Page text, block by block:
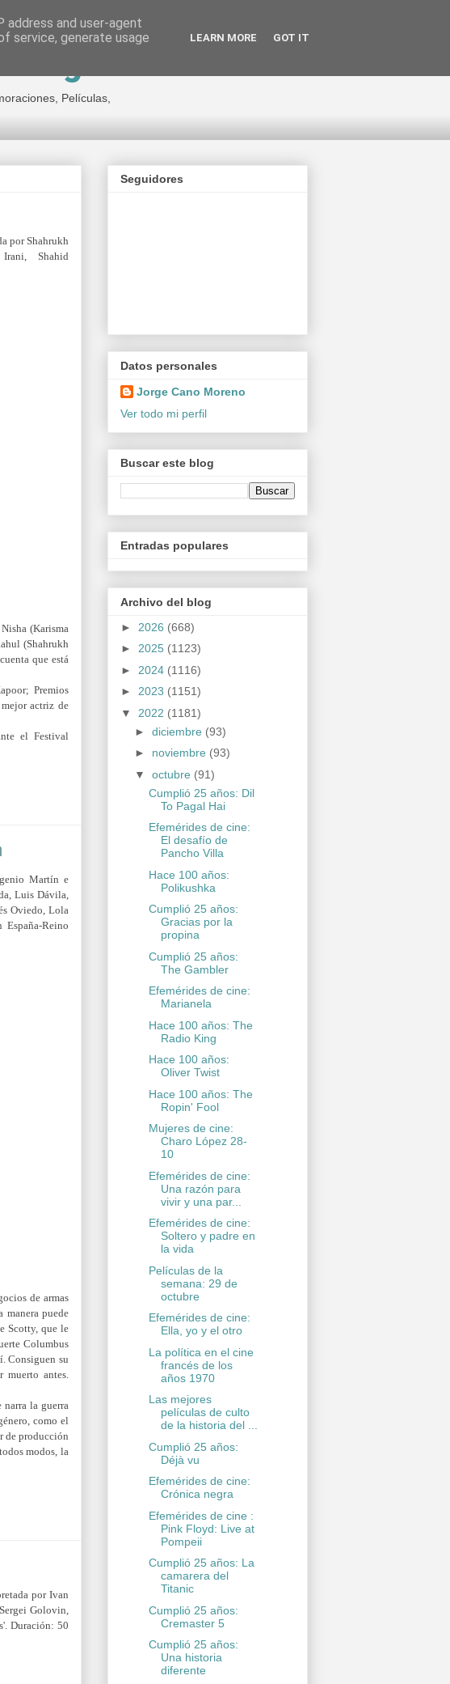
Cano
Películas,
por Shahrukh
Shahid
(Karisma
(Shahrukh
que está
Premios
actriz de
el Festival
Martín e
Luis Dávila,
Oviedo, Lola
España-Reino
de armas
manera puede
Scotty, que le
Columbus
Consiguen su
antes.
narra la guerra
como el
de producción
modos, la
por Ivan
Golovin,
Duración: 50
Seguidores
Datos personales
Jorge Cano Moreno
Ver todo mi perfil
Buscar este blog
Entradas populares
Archivo del blog
► 2026 (668)
► 2025 (1123)
► 2024 (1116)
► 2023 (1151)
▼ 2022 (1181)
► diciembre (93)
► noviembre (93)
▼ octubre (91)
Cumplió 25 años: Dil
To Pagal Hai
Efemérides de cine:
El desafío de
Pancho Villa
Hace 100 años:
Polikushka
Cumplió 25 años:
Gracias por la
propina
Cumplió 25 años:
The Gambler
Efemérides de cine:
Marianela
Hace 100 años: The
Radio King
Hace 100 años:
Oliver Twist
Hace 100 años: The
Ropin' Fool
Mujeres de cine:
Charo López 28-
10
Efemérides de cine:
Una razón para
vivir y una par...
Efemérides de cine:
Soltero y padre en
la vida
Películas de la
semana: 29 de
octubre
Efemérides de cine:
Ella, yo y el otro
La política en el cine
francés de los
años 1970
Las mejores
películas de culto
de la historia del ...
Cumplió 25 años:
Déjà vu
Efemérides de cine:
Crónica negra
Efemérides de cine :
Pink Floyd: Live at
Pompeii
Cumplió 25 años: La
camarera del
Titanic
Cumplió 25 años:
Cremaster 5
Cumplió 25 años:
Una historia
diferente
address and user-agent
service, generate usage
LEARN MORE GOT IT